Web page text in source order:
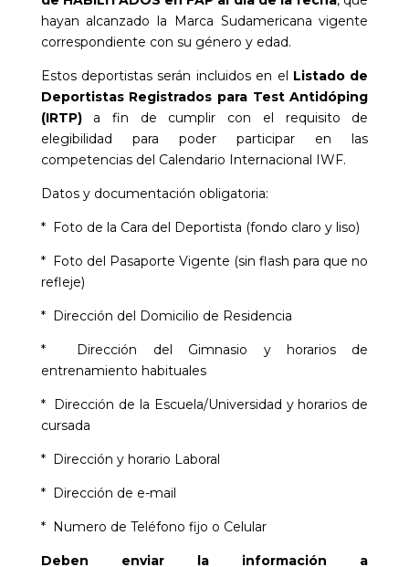
hayan alcanzado la Marca Sudamericana vigente
correspondiente con su género y edad.
Estos deportistas serán incluidos en el Listado de
Deportistas Registrados para Test Antidóping
(IRTP)a fin de cumplir con el requisito de
elegibilidad para poder participar en las
competencias del Calendario Internacional IWF.
Datos y documentación obligatoria:
* Foto de la Cara del Deportista (fondo claro y liso)
* Foto del Pasaporte Vigente (sin flash para que no
refleje)
* Dirección del Domicilio de Residencia
* Dirección del Gimnasio y horarios de
entrenamiento habituales
* Dirección de la Escuela/Universidad y horarios de
cursada
* Dirección y horario Laboral
* Dirección de e-mail
* Numero de Teléfono fijo o Celular
Deben enviar la información a